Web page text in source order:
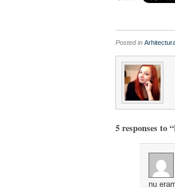
Posted in
5 responses to
nu